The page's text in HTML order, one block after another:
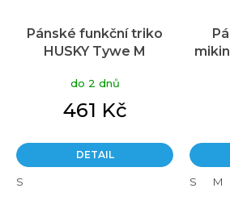
Pánské funkční triko
HUSKY Tywe M
do 2 dnů
461 Kč
DETAIL
S S M